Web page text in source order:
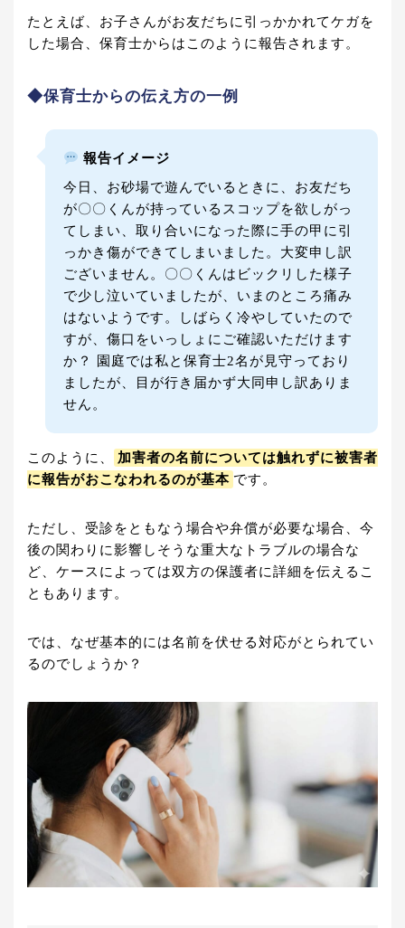
たとえば、お子さんがお友だちに引っかかれてケガを
した場合、保育士からはこのように報告されます。
◆保育士からの伝え方の一例
報告イメージ
今日、お砂場で遊んでいるときに、お友だち
が〇〇くんが持っているスコップを欲しがっ
てしまい、取り合いになった際に手の甲に引
っかき傷ができてしまいました。大変申し訳
ございません。〇〇くんはビックリした様子
で少し泣いていましたが、いまのところ痛み
はないようです。しばらく冷やしていたので
すが、傷口をいっしょにご確認いただけます
か？ 園庭では私と保育士2名が見守っており
ましたが、目が行き届かず大同申し訳ありま
せん。
このように、
加害者の名前については触れずに被害者
に報告がおこなわれるのが基本 です。
ただし、受診をともなう場合や弁償が必要な場合、今
後の関わりに影響しそうな重大なトラブルの場合な
ど、ケースによっては双方の保護者に詳細を伝えるこ
ともあります。
では、なぜ基本的には名前を伏せる対応がとられてい
るのでしょうか？